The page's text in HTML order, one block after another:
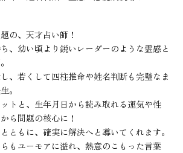
の、天才占い師！
、幼い頃より鋭いレーダーのような霊感と
、若くして四柱推命や姓名判断も完璧なま
。
トと、生年月日から読み取れる運気や性
ら問題の核心に！
ともに、確実に解決へと導いてくれます。
もユーモアに溢れ、熱意のこもった言葉